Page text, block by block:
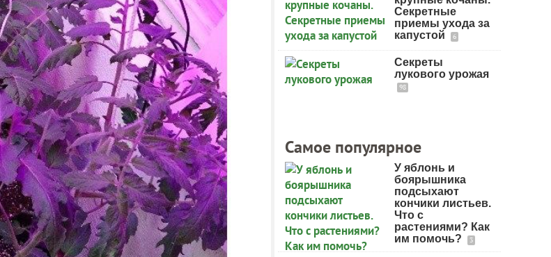
Секретные
приемы ухода за
капустой
6
Секреты
лукового урожая
98
Самое популярное
У яблонь и
боярышника
подсыхают
кончики листьев.
Что с
растениями? Как
им помочь?
3